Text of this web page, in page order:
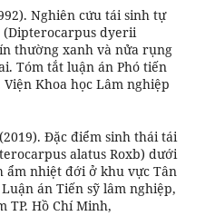
Nghiên cứu tái sinh tự
(Dipterocarpus dyerii
thường xanh và nửa rụng
Tóm tắt luận án Phó tiến
Khoa học Lâm nghiệp
Đặc điểm sinh thái tái
alatus Roxb) dưới
nhiệt đới ở khu vực Tân
án Tiến sỹ lâm nghiệp,
TP. Hồ Chí Minh,